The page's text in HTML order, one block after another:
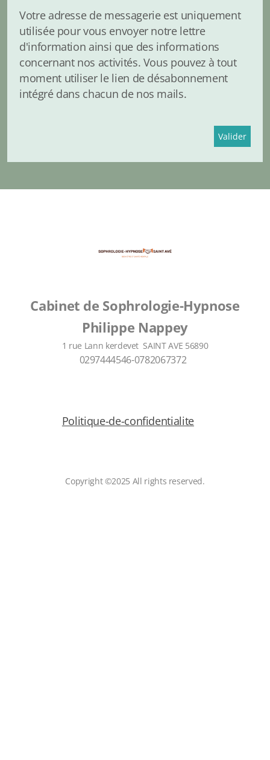
Votre adresse de messagerie est uniquement
utilisée pour vous envoyer notre lettre
d'information ainsi que des informations
concernant nos activités. Vous pouvez à tout
moment utiliser le lien de désabonnement
intégré dans chacun de nos mails.
Cabinet de Sophrologie-Hypnose
Philippe Nappey
1 rue Lann kerdevet SAINT AVE 56890
0297444546-0782067372
Politique-de-confidentialite
Copyright ©2025 All rights reserved.